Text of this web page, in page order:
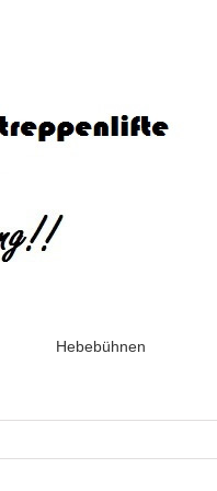
Hebebühnen